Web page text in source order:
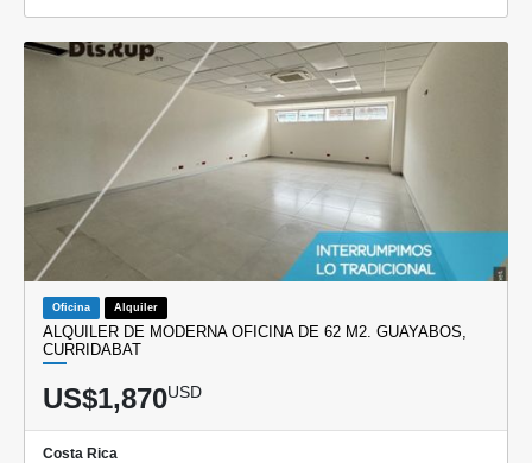
Oficina Alquiler
ALQUILER DE MODERNA OFICINA DE 62 M2. GUAYABOS,
CURRIDABAT
US$1,870USD
Costa Rica